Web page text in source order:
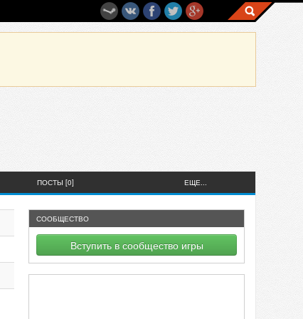
ПОСТЫ [0] ЕЩЕ...
СООБЩЕСТВО
Вступить в сообщество игры